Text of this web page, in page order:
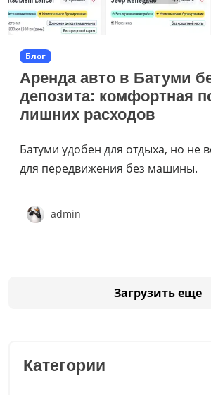
Категории
Блог
Аренда авто в Батуми
депозита: комфортная
лишних расходов
Батуми удобен для отдыха, но не
для передвижения без машины.
admin
Загрузить еще